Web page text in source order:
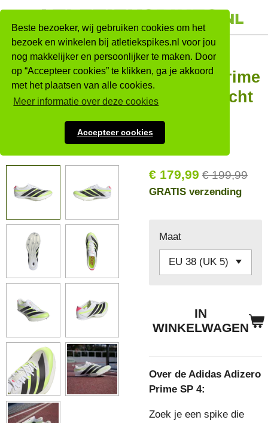
Beste bezoeker, wij gebruiken cookies om het
bezoek en winkelen bij atletiekspikes.nl voor jou
nog makkelijker en persoonlijker te maken. Door
op “Accepteer cookies” te klikken, ga je akkoord
met het plaatsen van alle cookies.
Meer informatie over deze cookies
Accepteer cookies
Ga
direct
naar
de
hoofdinhoud
Adidas
Adizero Prime
SP 4 Wit/licht
groen
€ 179,99 € 199,99
GRATIS verzending
Maat
IN
WINKELWAGEN
Over de Adidas Adizero
Prime SP 4:
Zoek je een spike die